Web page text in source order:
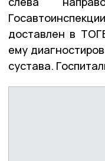
доставлен в
ему
сустава.